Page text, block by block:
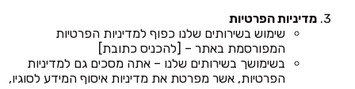
מדיניות הפרטיות
שימוש בשירותים שלנו כפוף למדיניות הפרטיות
המפורסמת באתר – [להכניס כתובת]
בשימושך בשירותים שלנו – אתה מסכים גם למדיניות
הפרטיות, אשר מפרטת את מדיניות איסוף המידע לסוגיו,